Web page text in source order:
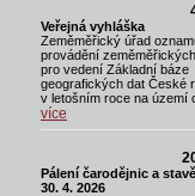
Veřejná vyhláška
Zeměměřický úřad
provádění
pro vedení Základní báze
geografických dat České
v letošním roce na území
více
Pálení čarodějnic a
30. 4. 2026